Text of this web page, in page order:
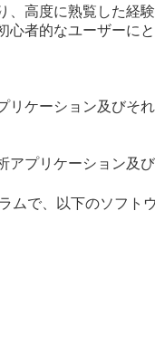
、高度に熟覧した経
心者的なユーザーに
リケーション及びそ
プリケーション及
ムで、以下のソフト